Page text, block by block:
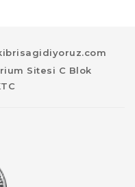
Sitesi C Blok